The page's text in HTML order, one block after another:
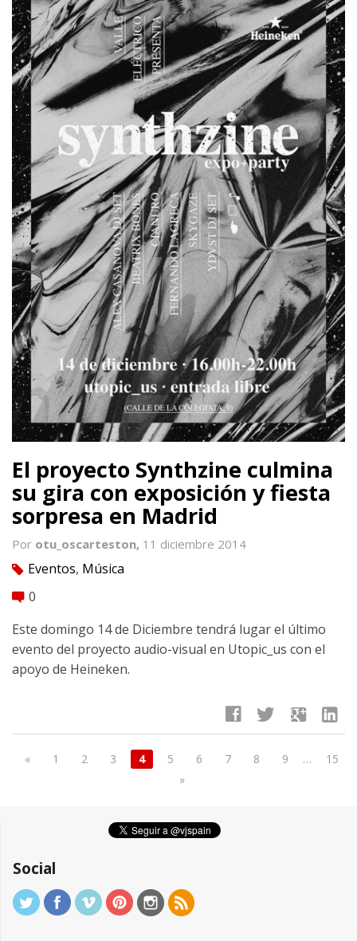
El proyecto Synthzine culmina
su gira con exposición y fiesta
sorpresa en Madrid
Por otu_oscarteston, 11 diciembre 2014
tag Eventos, Música
comment 0
Este domingo 14 de Diciembre tendrá lugar el último
evento del proyecto audio-visual en Utopic_us con el
apoyo de Heineken.
facebook twitter google linkedin
« 1 2 3 4 5 6 7 8 9 …
15
»
Social